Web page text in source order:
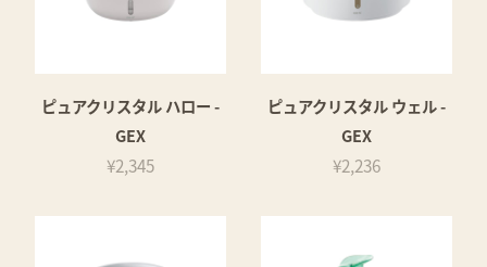
ピュアクリスタル ハロー -
GEX
¥2,345
ピュアクリスタル ウェル -
GEX
¥2,236